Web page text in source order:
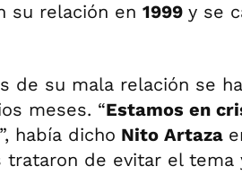
su relación en 1999 y se
de su mala relación se
meses. “Estamos en
”, había dicho Nito Artaza
trataron de evitar el